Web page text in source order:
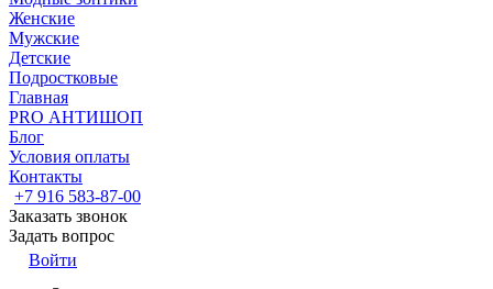
Женские
Мужские
Детские
Подростковые
Главная
PRO АНТИШОП
Блог
Условия оплаты
Контакты
+7 916 583-87-00
Заказать звонок
Задать вопрос
Войти